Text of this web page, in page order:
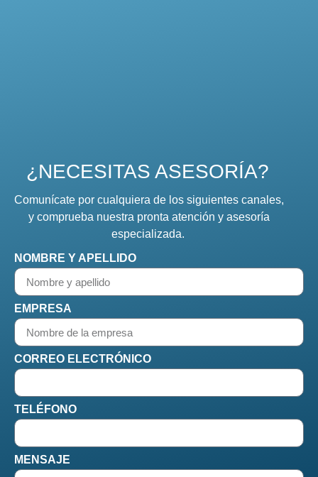
¿NECESITAS ASESORÍA?
Comunícate por cualquiera de los siguientes canales,
y comprueba nuestra pronta atención y asesoría
especializada.
NOMBRE Y APELLIDO
EMPRESA
CORREO ELECTRÓNICO
TELÉFONO
MENSAJE